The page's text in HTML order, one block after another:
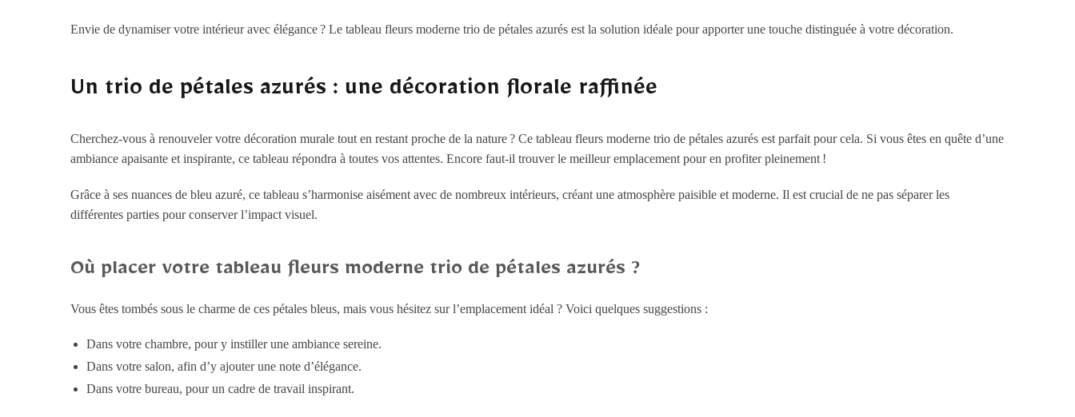
Envie de dynamiser votre intérieur avec élégance ? Le tableau fleurs moderne trio de pétales azurés est la solution idéale pour apporter une touche distinguée à votre décoration.
Un trio de pétales azurés : une décoration florale raffinée
Cherchez-vous à renouveler votre décoration murale tout en restant proche de la nature ? Ce tableau fleurs moderne trio de pétales azurés est parfait pour cela. Si vous êtes en quête d’une
ambiance apaisante et inspirante, ce tableau répondra à toutes vos attentes. Encore faut-il trouver le meilleur emplacement pour en profiter pleinement !
Grâce à ses nuances de bleu azuré, ce tableau s’harmonise aisément avec de nombreux intérieurs, créant une atmosphère paisible et moderne. Il est crucial de ne pas séparer les
différentes parties pour conserver l’impact visuel.
Où placer votre tableau fleurs moderne trio de pétales azurés ?
Vous êtes tombés sous le charme de ces pétales bleus, mais vous hésitez sur l’emplacement idéal ? Voici quelques suggestions :
Dans votre chambre, pour y instiller une ambiance sereine.
Dans votre salon, afin d’y ajouter une note d’élégance.
Dans votre bureau, pour un cadre de travail inspirant.